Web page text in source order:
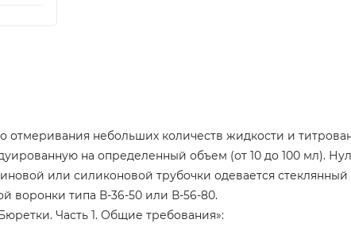
небольших количеств жидкости и
на определенный объем (от 10 до 100 мл).
или силиконовой трубочки одевается
воронки типа В-36-50 или В-56-80.
Часть 1. Общие требования»: